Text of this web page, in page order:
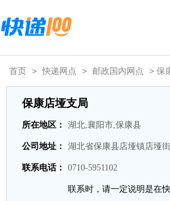
首页 > 快递网点 > 邮政国内网点 > 保
保康店垭支局
所在地区： 湖北,襄阳市,保康县
公司地址： 湖北省保康县店垭镇店垭
联系电话： 0710-5951102
联系时，请一定说明是在